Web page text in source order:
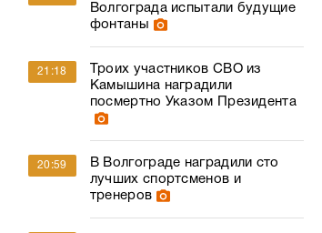
Волгограда испытали будущие
фонтаны
21:18
Троих участников СВО из
Камышина наградили
посмертно Указом Президента
20:59
В Волгограде наградили сто
лучших спортсменов и
тренеров